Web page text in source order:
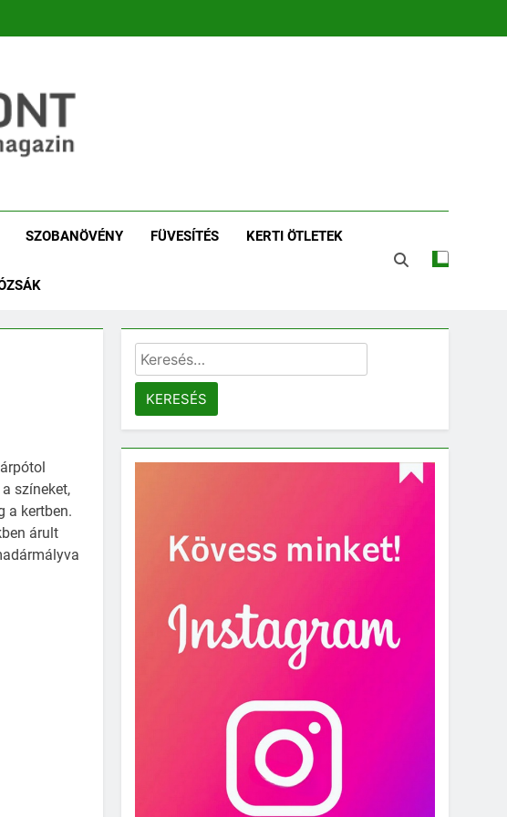
SZOBANÖVÉNY FÜVESÍTÉS KERTI ÖTLETEK
színeket,
a kertben.
árult
Keresés: